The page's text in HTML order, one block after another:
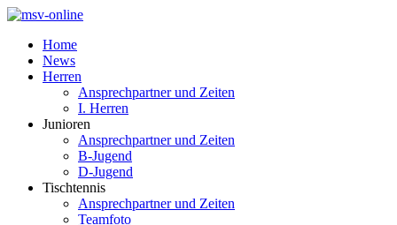
Home
News
Herren
Ansprechpartner und Zeiten
I. Herren
Junioren
Ansprechpartner und Zeiten
B-Jugend
D-Jugend
Tischtennis
Ansprechpartner und Zeiten
Teamfoto